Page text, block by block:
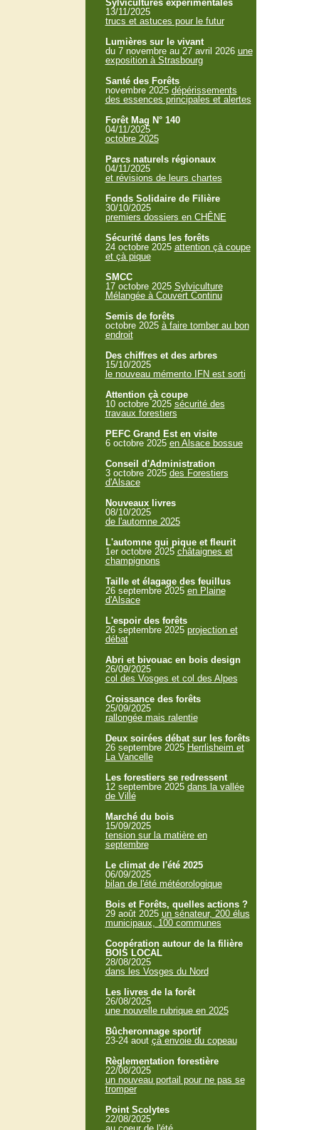
Sylvicultures expérimentales
13/11/2025
trucs et astuces pour le futur
Lumières sur le vivant
du 7 novembre au 27 avril 2026 une
exposition à Strasbourg
Santé des Forêts
novembre 2025 dépérissements
des essences principales et alertes
Forêt Mag N° 140
04/11/2025
octobre 2025
Parcs naturels régionaux
04/11/2025
et révisions de leurs chartes
Fonds Solidaire de Filière
30/10/2025
premiers dossiers en CHÊNE
Sécurité dans les forêts
24 octobre 2025 attention çà coupe
et çà pique
SMCC
17 octobre 2025 Sylviculture
Mélangée à Couvert Continu
Semis de forêts
octobre 2025 à faire tomber au bon
endroit
Des chiffres et des arbres
15/10/2025
le nouveau mémento IFN est sorti
Attention çà coupe
10 octobre 2025 sécurité des
travaux forestiers
PEFC Grand Est en visite
6 octobre 2025 en Alsace bossue
Conseil d'Administration
3 octobre 2025 des Forestiers
d'Alsace
Nouveaux livres
08/10/2025
de l'automne 2025
L'automne qui pique et fleurit
1er octobre 2025 châtaignes et
champignons
Taille et élagage des feuillus
26 septembre 2025 en Plaine
d'Alsace
L'espoir des forêts
26 septembre 2025 projection et
débat
Abri et bivouac en bois design
26/09/2025
col des Vosges et col des Alpes
Croissance des forêts
25/09/2025
rallongée mais ralentie
Deux soirées débat sur les forêts
26 septembre 2025 Herrlisheim et
La Vancelle
Les forestiers se redressent
12 septembre 2025 dans la vallée
de Villé
Marché du bois
15/09/2025
tension sur la matière en
septembre
Le climat de l'été 2025
06/09/2025
bilan de l'été météorologique
Bois et Forêts, quelles actions ?
29 août 2025 un sénateur, 200 élus
municipaux, 100 communes
Coopération autour de la filière
BOIS LOCAL
28/08/2025
dans les Vosges du Nord
Les livres de la forêt
26/08/2025
une nouvelle rubrique en 2025
Bûcheronnage sportif
23-24 aout çà envoie du copeau
Règlementation forestière
22/08/2025
un nouveau portail pour ne pas se
tromper
Point Scolytes
22/08/2025